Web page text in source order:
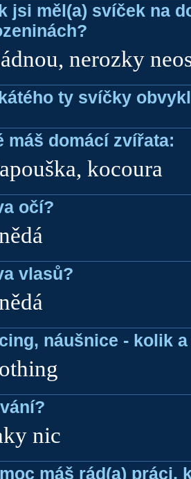
jsi měl(a) svíček na
nerozky
ty svíčky
máš domácí zvířata:
kocoura
očí?
vlasů?
náušnice - kolik
nic
máš rád(a) práci,